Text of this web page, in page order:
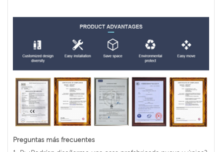
Preguntas más frecuentes